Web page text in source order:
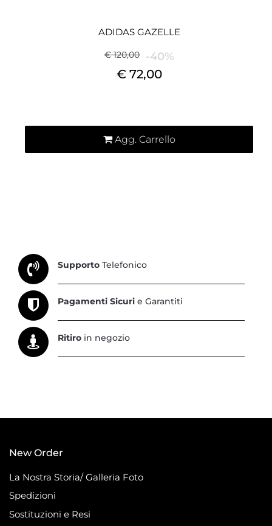
ADIDAS GAZELLE
€ 120,00 -40%
€ 72,00
Agg. Carrello
Supporto Telefonico
Pagamenti Sicuri e Garantiti
Ritiro in negozio
New Order
La Nostra Storia/ Galleria Foto
Spedizioni
Sostituzioni e Resi